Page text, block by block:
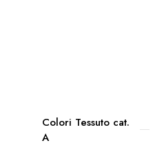
Colori Tessuto cat.
A